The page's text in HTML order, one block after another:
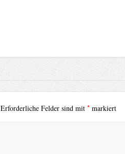
Erforderliche Felder sind mit *markiert